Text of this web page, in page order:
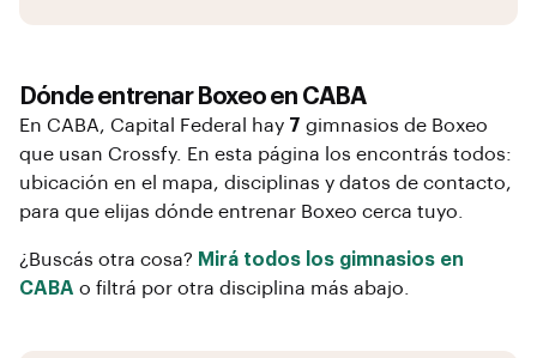
Dónde entrenar Boxeo en CABA
En CABA, Capital Federal hay 7 gimnasios de Boxeo
que usan Crossfy. En esta página los encontrás todos:
ubicación en el mapa, disciplinas y datos de contacto,
para que elijas dónde entrenar Boxeo cerca tuyo.
¿Buscás otra cosa? Mirá todos los gimnasios en
CABA o filtrá por otra disciplina más abajo.